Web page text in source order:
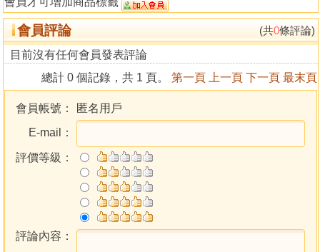
植物
飲食
雜夢
會員評論 (共0條評論)
目前沒有任何會員發表評論
總計 0 個記錄，共 1 頁。 第一頁 上一頁 下一頁 最末頁
會員帳號：
匿名用戶
E-mail：
評價等級：
評論內容：